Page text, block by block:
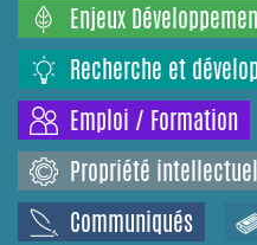
Enjeux
Recherche et
Emploi / Formation
Propriété
Communiqués